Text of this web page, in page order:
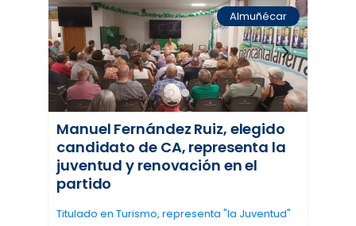
Almuñécar
Manuel Fernández Ruiz, elegido
candidato de CA, representa la
juventud y renovación en el
partido
Titulado en Turismo, representa "la Juventud"